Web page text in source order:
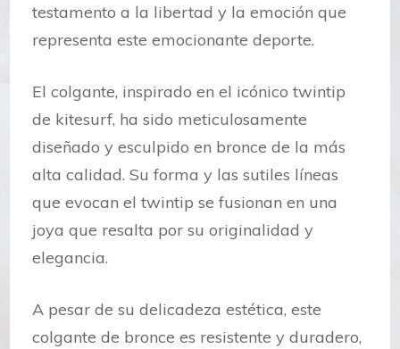
testamento a la libertad y la emoción que
representa este emocionante deporte.
El colgante, inspirado en el icónico twintip
de kitesurf, ha sido meticulosamente
diseñado y esculpido en bronce de la más
alta calidad. Su forma y las sutiles líneas
que evocan el twintip se fusionan en una
joya que resalta por su originalidad y
elegancia.
A pesar de su delicadeza estética, este
colgante de bronce es resistente y duradero,